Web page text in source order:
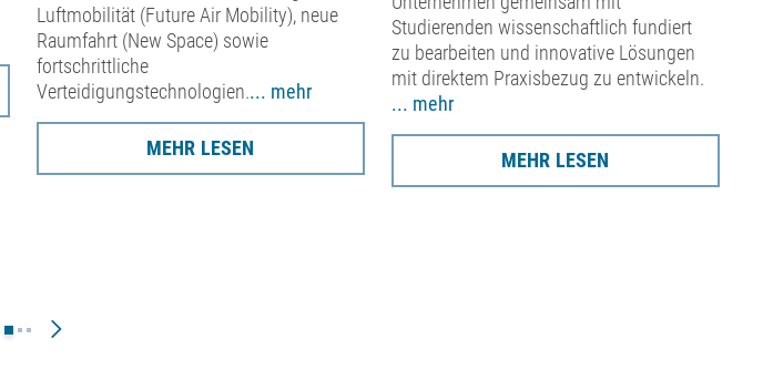
Luftmobilität (Future Air Mobility), neue
Raumfahrt (New Space) sowie
fortschrittliche
Verteidigungstechnologien.... mehr
MEHR LESEN
Studierenden wissenschaftlich fundiert
zu bearbeiten und innovative Lösungen
mit direktem Praxisbezug zu entwickeln.
... mehr
MEHR LESEN